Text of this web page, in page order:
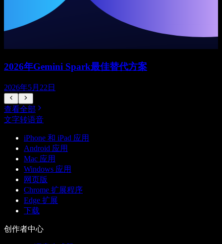
2026年Gemini Spark最佳替代方案
2026年5月22日
查看全部
文字转语音
iPhone 和 iPad 应用
Android 应用
Mac 应用
Windows 应用
网页版
Chrome 扩展程序
Edge 扩展
下载
创作者中心